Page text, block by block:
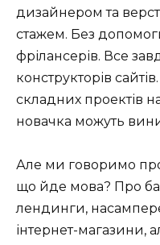
дизайнером та
стажем. Без
фрілансерів. Все
конструкторів
складних проектів
новачка можуть
Але ми говоримо
що йде мова? Про
лендинги,
інтернет-магазини,